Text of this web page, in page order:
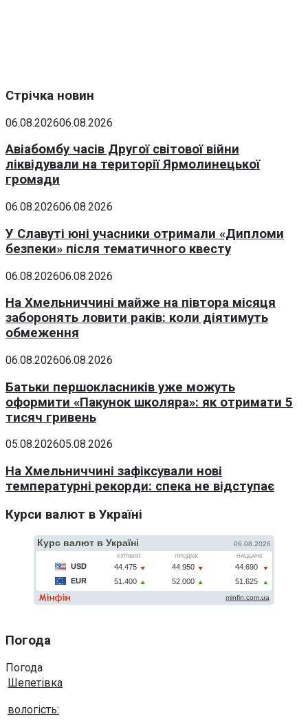
Стрічка новин
06.08.202606.08.2026
Авіабомбу часів Другої світової війни
ліквідували на території Ярмолинецької
громади
06.08.202606.08.2026
У Славуті юні учасники отримали «Дипломи
безпеки» після тематичного квесту
06.08.202606.08.2026
На Хмельниччині майже на півтора місяця
заборонять ловити раків: коли діятимуть
обмеження
06.08.202606.08.2026
Батьки першокласників уже можуть
оформити «Пакунок школяра»: як отримати 5
тисяч гривень
05.08.202605.08.2026
На Хмельниччині зафіксували нові
температурні рекорди: спека не відступає
Курси валют в Україні
Погода
Погода
Шепетівка
вологість: